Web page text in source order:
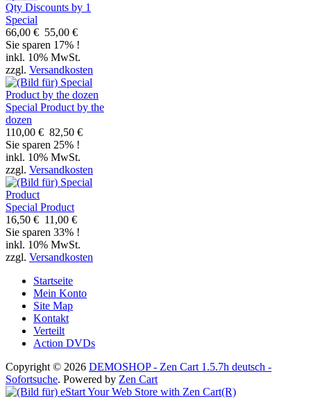
Qty Discounts by 1
Special
66,00 € 55,00 €
Sie sparen 17% !
inkl. 10% MwSt.
zzgl. Versandkosten
Special Product by the
dozen
110,00 € 82,50 €
Sie sparen 25% !
inkl. 10% MwSt.
zzgl. Versandkosten
Special Product
16,50 € 11,00 €
Sie sparen 33% !
inkl. 10% MwSt.
zzgl. Versandkosten
Startseite
Mein Konto
Site Map
Kontakt
Verteilt
Action DVDs
Copyright © 2026 DEMOSHOP - Zen Cart 1.5.7h deutsch -
Sofortsuche. Powered by Zen Cart